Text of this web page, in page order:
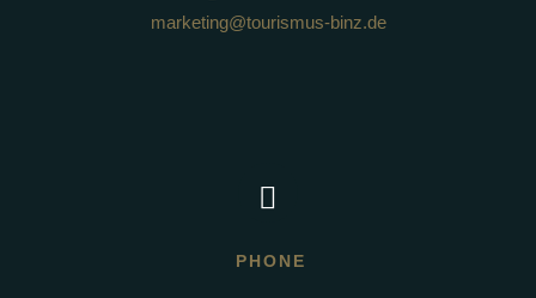
marketing@tourismus-binz.de
PHONE